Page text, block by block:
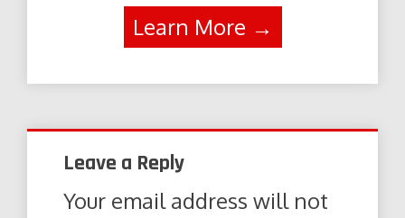
Learn More →
Leave a Reply
Your email address will not